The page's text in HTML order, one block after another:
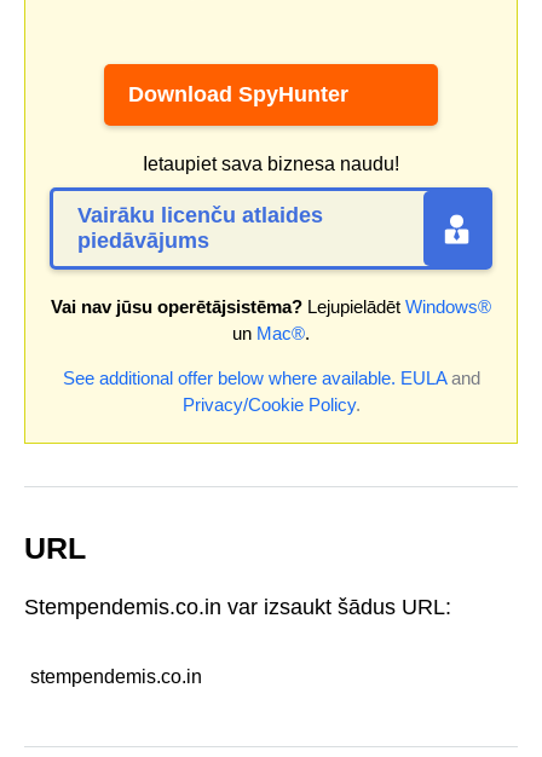
Download SpyHunter
Ietaupiet sava biznesa naudu!
Vairāku licenču atlaides
piedāvājums
Vai nav jūsu operētājsistēma? Lejupielādēt Windows®
un Mac®.
See additional offer below where available. EULAand
Privacy/Cookie Policy.
URL
Stempendemis.co.in var izsaukt šādus URL:
stempendemis.co.in